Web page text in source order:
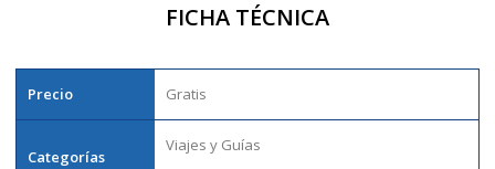
FICHA TÉCNICA
Precio Gratis
Categorías
Viajes y Guías